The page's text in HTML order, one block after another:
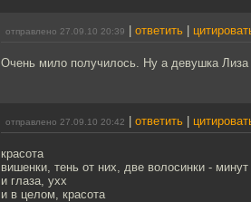
отправлено 27.09.10 20:39 ответить
Очень мило получилось. Ну а девушка Лиза
отправлено 27.09.10 20:42 ответить
красота
вишенки, тень от них, две волосинки -
и глаза, ухх
и в целом, красота